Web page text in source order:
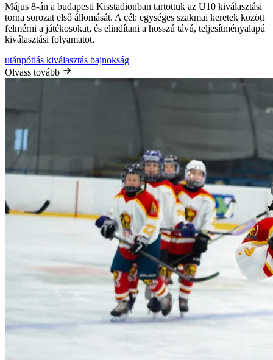
Május 8-án a budapesti Kisstadionban tartottuk az U10 kiválasztási
torna sorozat első állomását. A cél: egységes szakmai keretek között
felmérni a játékosokat, és elindítani a hosszú távú, teljesítményalapú
kiválasztási folyamatot.
utánpótlás kiválasztás bajnokság
Olvass tovább